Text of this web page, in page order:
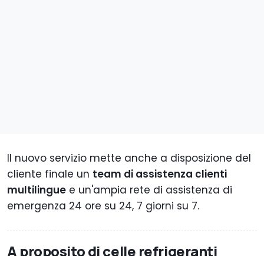
Il nuovo servizio mette anche a disposizione del
cliente finale un team di assistenza clienti
multilingue e un'ampia rete di assistenza di
emergenza 24 ore su 24, 7 giorni su 7.
A proposito di celle refrigeranti